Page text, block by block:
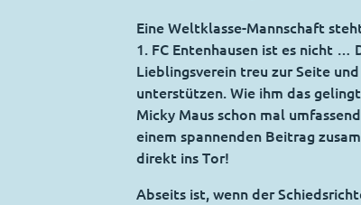
Eine Weltklasse-Mannschaft
1. FC Entenhausen ist es nicht …
Lieblingsverein treu zur Seite
unterstützen. Wie ihm das
Micky Maus schon mal
einem spannenden Beitrag
direkt ins Tor!
Abseits ist, wenn der